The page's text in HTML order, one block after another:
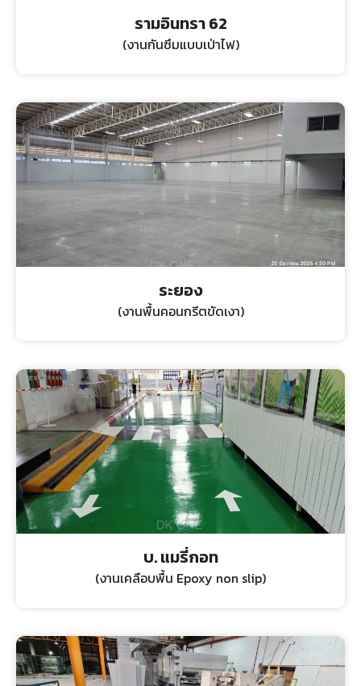
รามอินทรา 62
(งานกันซึมแบบเป่าไฟ)
ระยอง
(งานพื้นคอนกรีตขัดเงา)
บ. แมรี่กอท
(งานเคลือบพื้น Epoxy non slip)